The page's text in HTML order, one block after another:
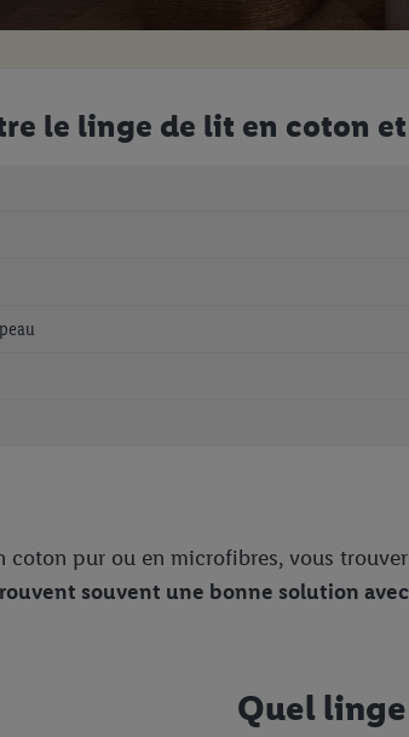
le linge de lit en coton
pur ou en microfibres, vous
souvent une bonne solution
Quel